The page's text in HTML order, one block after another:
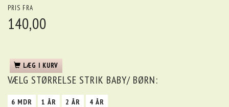
PRIS FRA
140,00
LÆG I KURV
VÆLG STØRRELSE STRIK BABY/ BØRN:
6 MDR 1 ÅR 2 ÅR 4 ÅR